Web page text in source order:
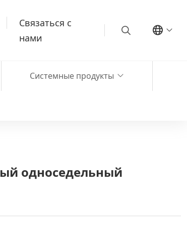
Связаться с
нами
Системные продукты
односедельный